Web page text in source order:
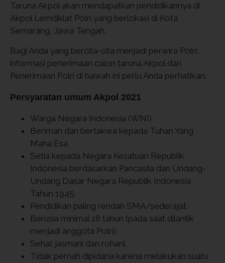
Taruna Akpol akan mendapatkan pendidikannya di
Akpol Lemdiklat Polri yang berlokasi di Kota
Semarang, Jawa Tengah.
Bagi Anda yang bercita-cita menjadi perwira Polri,
informasi penerimaan calon taruna Akpol dari
Penerimaan Polri di bawah ini perlu Anda perhatikan.
Persyaratan umum Akpol 2021
Warga Negara Indonesia (WNI)
Beriman dan bertakwa kepada Tuhan Yang
Maha Esa
Setia kepada Negara Kesatuan Republik
Indonesia berdasarkan Pancasila dan Undang-
Undang Dasar Negara Republik Indonesia
Tahun 1945.
Pendidikan paling rendah SMA/sederajat.
Berusia minimal 18 tahun (pada saat dilantik
menjadi anggota Polri).
Sehat jasmani dan rohani.
Tidak pernah dipidana karena melakukan suatu